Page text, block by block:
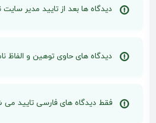
دیدگاه ها بعد از تایید مدیر
دیدگاه های حاوی توهین و الفاظ
فقط دیدگاه های فارسی تایید می